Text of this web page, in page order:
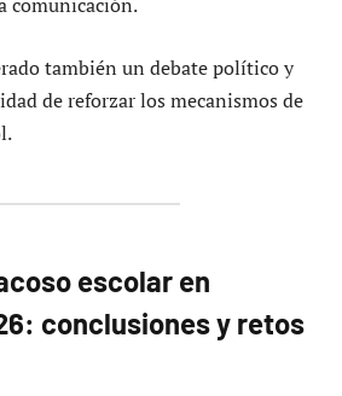
también un debate político y
de reforzar los mecanismos de
escolar en
conclusiones y retos